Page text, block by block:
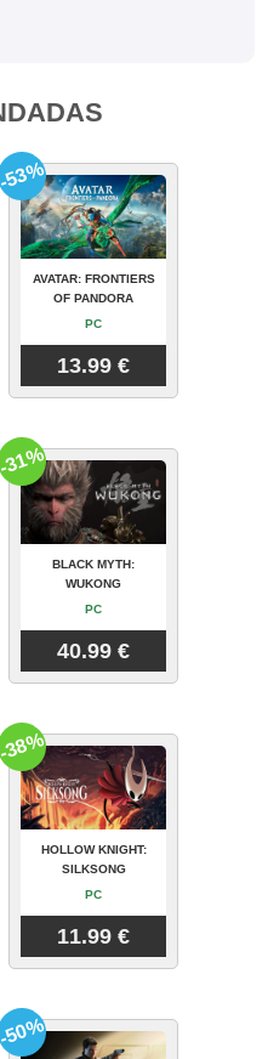
AVATAR: FRONTIERS
OF PANDORA
PC
13.99 €
BLACK MYTH:
WUKONG
PC
40.99 €
HOLLOW KNIGHT:
SILKSONG
PC
11.99 €